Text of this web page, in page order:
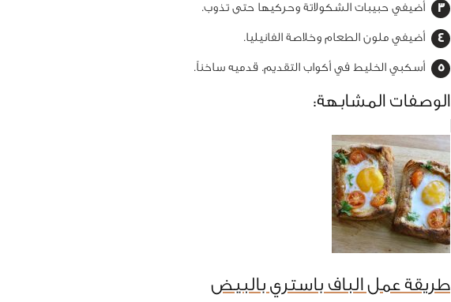
أضيفي حبيبات الشكولاتة وحركيها حتى تذوب.
أضيفي ملون الطعام وخلاصة الفانيليا.
أسكبي الخليط في أكواب التقديم. قدميه ساخناً.
الوصفات المشابهة:
طريقة عمل الباف باستري بالبيض